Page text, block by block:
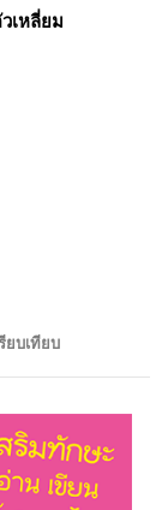
เหลี่ยม
ยบเทียบ